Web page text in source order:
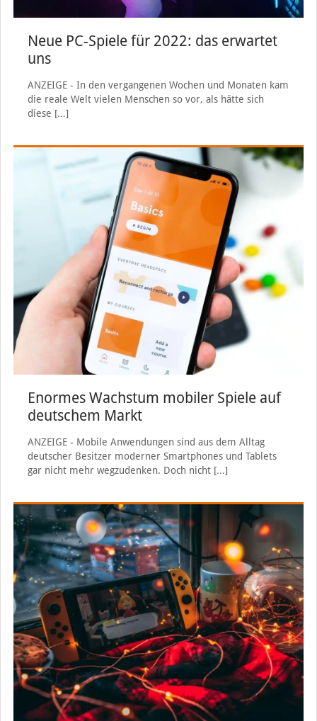
Neue PC-Spiele für 2022: das erwartet
uns
ANZEIGE - In den vergangenen Wochen und Monaten kam
die reale Welt vielen Menschen so vor, als hätte sich
diese […]
Enormes Wachstum mobiler Spiele auf
deutschem Markt
ANZEIGE - Mobile Anwendungen sind aus dem Alltag
deutscher Besitzer moderner Smartphones und Tablets
gar nicht mehr wegzudenken. Doch nicht[…]